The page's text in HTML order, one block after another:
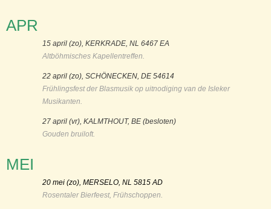
APR
15 april (zo), KERKRADE, NL 6467 EA
Altböhmisches Kapellentreffen.
22 april (zo), SCHÖNECKEN, DE 54614
Frühlingsfest der Blasmusik op uitnodiging van de Isleker
Musikanten.
27 april (vr), KALMTHOUT, BE (besloten)
Gouden bruiloft.
MEI
20 mei (zo), MERSELO, NL 5815 AD
Rosentaler Bierfeest, Frühschoppen.